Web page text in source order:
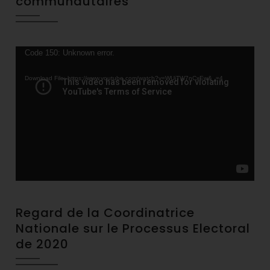
Video
Code 150: Unknown error.
Download File: https://www.youtube.com/watch?v=WUjTW7nCxEw&_=4
Regard de la Coordinatrice
Nationale sur le Processus Electoral
de 2020